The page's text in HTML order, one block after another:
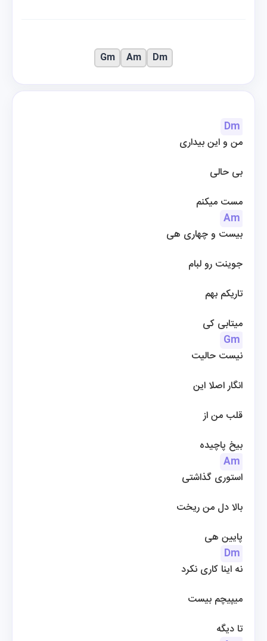
Dm
من و این بیداری
بی حالی
مست میکنم
Am
بیست و چهاری هی
جوینت رو لبام
تاریکم بهم
میتابی کی
Gm
نیست حالیت
انگار اصلا این
قلب من از
بیخ پاچیده
Am
استوری گذاشتی
بالا دل من ریخت
پایین هی
Dm
نه اینا کاری نکرد
میپیچم بیست
تا دیگه
Dm
Am
Gm